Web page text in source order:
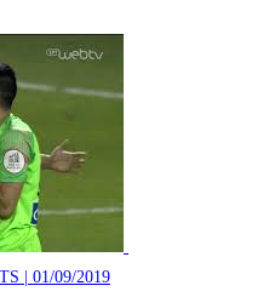
| 01/09/2019